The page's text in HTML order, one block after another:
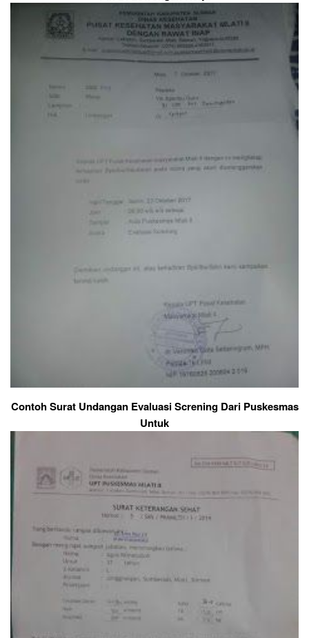
Contoh Surat Undangan Evaluasi Screning Dari Puskesmas
Untuk